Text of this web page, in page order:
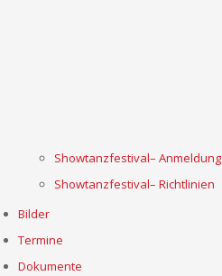
Showtanzfestival– Anmeldung
Showtanzfestival– Richtlinien
Bilder
Termine
Dokumente